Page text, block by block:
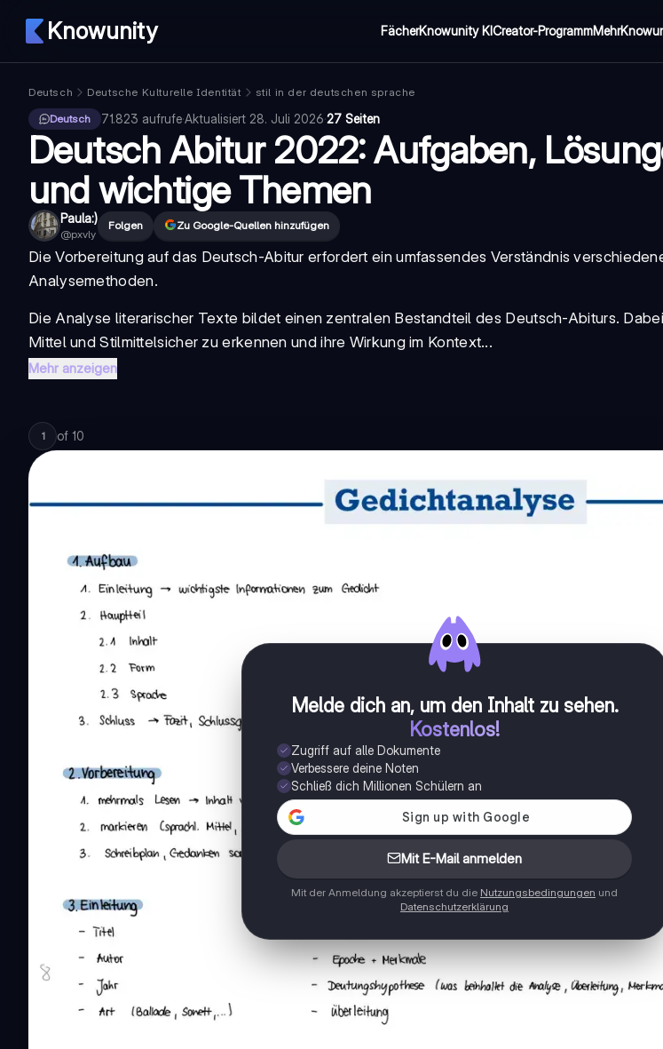
Knowunity FächerKnowunity KICreator-ProgrammMehr
Deutsch Deutsche Kulturelle Identität
stil in der deutschen sprache
Deutsch
71.823 aufrufe·Aktualisiert 28. Juli 2026·27 Seiten
Deutsch Abitur 2022: Aufgaben,
und wichtige Themen
Paula:)
@pxvly
Folgen Zu Google-Quellen hinzufügen
Die Vorbereitung auf das Deutsch-Abitur erfordert ein umfassendes Verständnis
Analysemethoden.
Die Analyse literarischer Texte bildet einen zentralen Bestandteil des Deutsch-Abiturs.
MittelundStilmittelsicher zu erkennen und ihre Wirkung im Kontext...
Mehr anzeigen
1 of 10
Melde dich an, um den Inhalt zu sehen.
Kostenlos!
Zugriff auf alle Dokumente
Verbessere deine Noten
Schließ dich Millionen Schülern an
Mit E-Mail anmelden
Mit der Anmeldung akzeptierst du die Nutzungsbedingungen und
Datenschutzerklärung